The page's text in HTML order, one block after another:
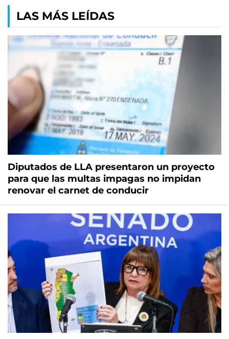
LAS MÁS LEÍDAS
Diputados de LLA presentaron un proyecto
para que las multas impagas no impidan
renovar el carnet de conducir